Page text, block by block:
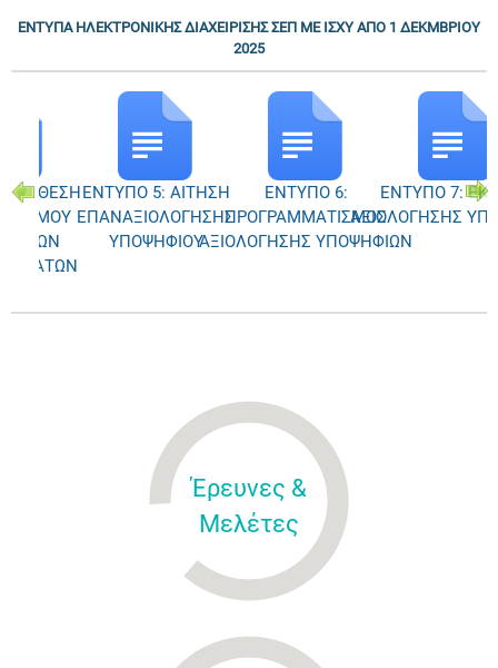
ΕΝΤΥΠΑ ΗΛΕΚΤΡΟΝΙΚΗΣ ΔΙΑΧΕΙΡΙΣΗΣ ΣΕΠ ΜΕ ΙΣΧΥ ΑΠΟ 1 ΔΕΚΜΒΡΙΟΥ
2025
ΕΚΘΕΣΗΕΝΤΥΠΟ 5: ΑΙΤΗΣΗ
ΕΠΑΝΑΞΙΟΛΟΓΗΣΗΣ
ΥΠΟΨΗΦΙΟΥ
ΕΝΤΥΠΟ 6:
ΠΡΟΓΡΑΜΜΑΤΙΣΜΟΣ
ΑΞΙΟΛΟΓΗΣΗΣ ΥΠΟΨΗΦΙΩΝ
ΕΝΤΥΠΟ 7:
ΑΞΙΟΛΟΓΗΣΗΣ
Έρευνες &
Μελέτες